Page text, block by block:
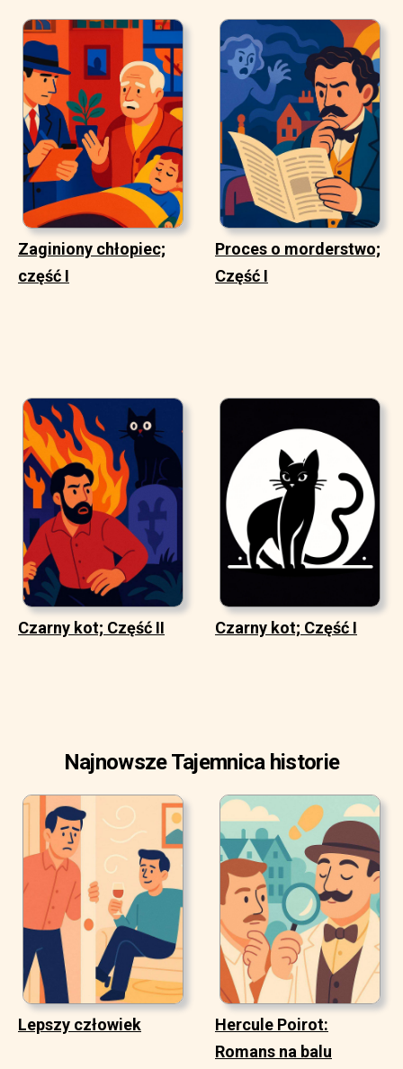
Zaginiony chłopiec;
część I
Proces o morderstwo;
Część I
Czarny kot; Część II Czarny kot; Część I
Najnowsze Tajemnica historie
Lepszy człowiek
Hercule Poirot:
Romans na balu